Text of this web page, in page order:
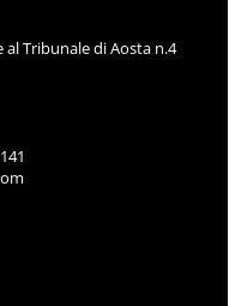
Tribunale di Aosta n.4